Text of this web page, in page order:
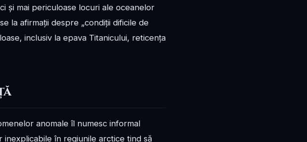
și mai periculoase locuri ale oceanelor
la afirmații despre „condiții dificile de
inclusiv la epava Titanicului, reticența
anomale îl numesc informal
inexplicabile în regiunile arctice tind să